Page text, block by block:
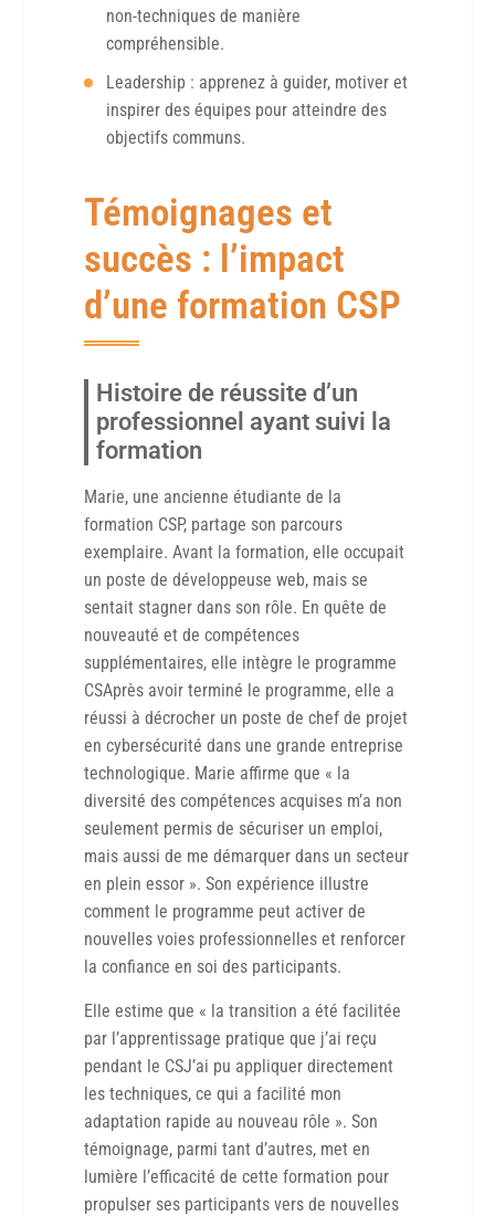
non-techniques de manière
compréhensible.
Leadership : apprenez à guider, motiver et
inspirer des équipes pour atteindre des
objectifs communs.
Témoignages et
succès : l’impact
d’une formation CSP
Histoire de réussite d’un
professionnel ayant suivi la
formation
Marie, une ancienne étudiante de la
formation CSP, partage son parcours
exemplaire. Avant la formation, elle occupait
un poste de développeuse web, mais se
sentait stagner dans son rôle. En quête de
nouveauté et de compétences
supplémentaires, elle intègre le programme
CSAprès avoir terminé le programme, elle a
réussi à décrocher un poste de chef de projet
en cybersécurité dans une grande entreprise
technologique. Marie affirme que « la
diversité des compétences acquises m’a non
seulement permis de sécuriser un emploi,
mais aussi de me démarquer dans un secteur
en plein essor ». Son expérience illustre
comment le programme peut activer de
nouvelles voies professionnelles et renforcer
la confiance en soi des participants.
Elle estime que « la transition a été facilitée
par l’apprentissage pratique que j’ai reçu
pendant le CSJ’ai pu appliquer directement
les techniques, ce qui a facilité mon
adaptation rapide au nouveau rôle ». Son
témoignage, parmi tant d’autres, met en
lumière l’efficacité de cette formation pour
propulser ses participants vers de nouvelles